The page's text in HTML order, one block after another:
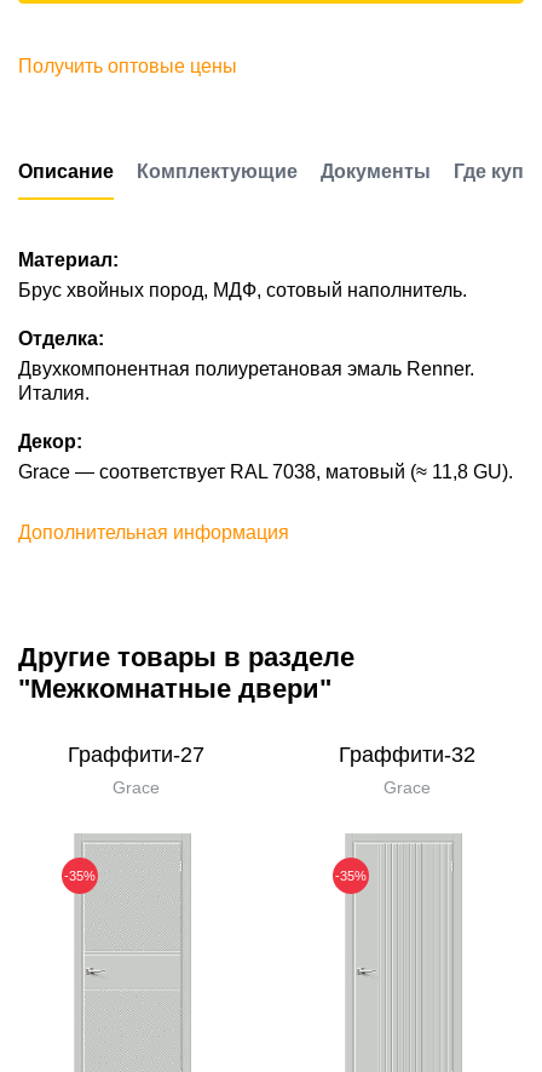
Получить оптовые цены
Описание Комплектующие Документы Где
Материал:
Брус хвойных пород, МДФ, сотовый наполнитель.
Отделка:
Двухкомпонентная полиуретановая эмаль Renner.
Италия.
Декор:
Grace — соответствует RAL 7038, матовый (≈ 11,8 GU).
Дополнительная информация
Другие товары в разделе
"Межкомнатные двери"
Граффити-27
Grace
-35%
Граффити-32
Grace
-35%